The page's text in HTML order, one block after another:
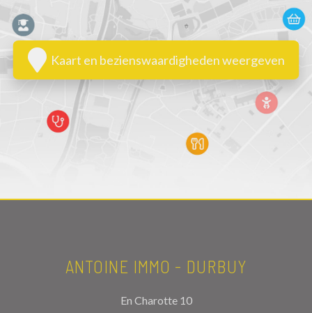
Kaart en bezienswaardigheden weergeven
ANTOINE IMMO - DURBUY
En Charotte 10